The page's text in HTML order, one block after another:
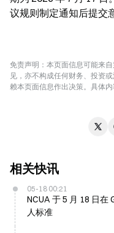
议规则制定通知后提交
免责声明：本页面信息可能来
见，亦不构成任何财务、投资
赖本页面信息作出决策。具体
相关快讯
05-18 00:21
NCUA 于 5 月 18 日在
人标准